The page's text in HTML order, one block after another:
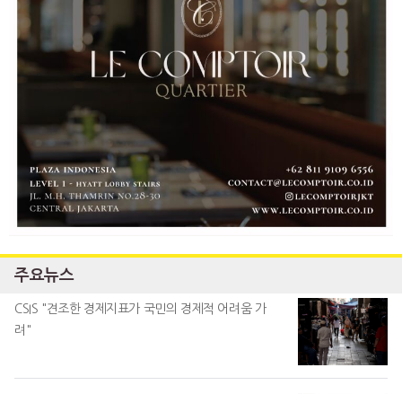
주요뉴스
CSIS "견조한 경제지표가 국민의 경제적 어려움 가
려"